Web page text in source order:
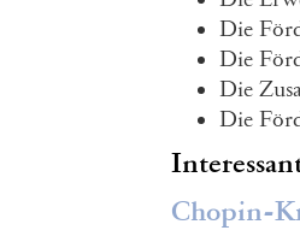
Die
Die
Die
Die
Chopin-